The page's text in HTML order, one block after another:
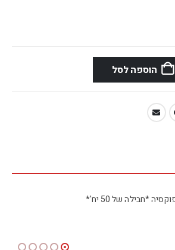
הוספה לסל